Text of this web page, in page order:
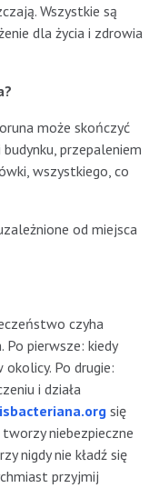
Wszystkie są
dla życia i zdrowia
może skończyć
przepaleniem
wszystkiego, co
od miejsca
czyha
pierwsze: kiedy
Po drugie:
i działa
się
niebezpieczne
nigdy nie kładź się
przyjmij